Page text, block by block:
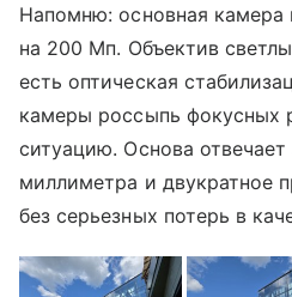
Напомню: основная
на 200 Мп. Объектив
есть оптическая
камеры россыпь фокусных
ситуацию. Основа
миллиметра и двукратное
без серьезных потерь в